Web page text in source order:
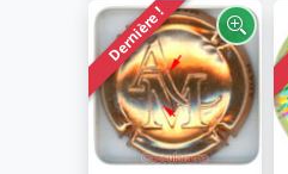
Dernière !